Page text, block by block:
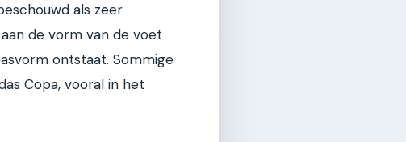
als zeer
de vorm van de voet
ontstaat. Sommige
Copa, vooral in het